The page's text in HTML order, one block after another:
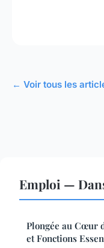
← Voir tous les
Emploi —
Plongée au Cœur
et Fonctions